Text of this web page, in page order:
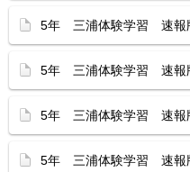
5年 三浦体験学習 速報
5年 三浦体験学習 速報
5年 三浦体験学習 速報
5年 三浦体験学習 速報